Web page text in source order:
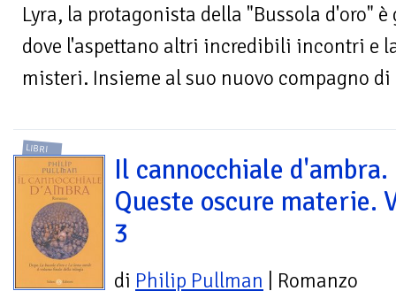
Lyra, la protagonista della "Bussola d'oro"
dove l'aspettano altri incredibili incontri e
misteri. Insieme al suo nuovo compagno
LIBRI
Il cannocchiale d'ambra.
Queste oscure materie.
3
di Philip Pullman | Romanzo